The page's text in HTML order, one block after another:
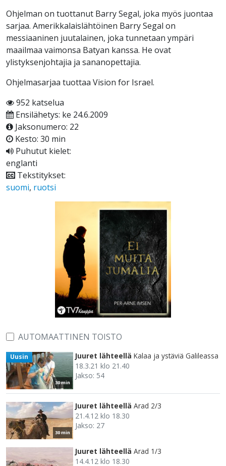
Ohjelman on tuottanut Barry Segal, joka myös juontaa
sarjaa. Amerikkalaislähtöinen Barry Segal on
messiaaninen juutalainen, joka tunnetaan ympäri
maailmaa vaimonsa Batyan kanssa. He ovat
ylistyksenjohtajia ja sananopettajia.
Ohjelmasarjaa tuottaa Vision for Israel.
952 katselua
Ensilähetys: ke 24.6.2009
Jaksonumero: 22
Kesto: 30 min
Puhutut kielet:
englanti
Tekstitykset:
suomi, ruotsi
AUTOMAATTINEN TOISTO
30 min
Uusin Juuret lähteellä Kalaa ja ystäviä Galileassa
18.3.21 klo 21.40
Jakso: 54
30 min
Juuret lähteellä Arad 2/3
21.4.12 klo 18.30
Jakso: 27
Juuret lähteellä Arad 1/3
14.4.12 klo 18.30